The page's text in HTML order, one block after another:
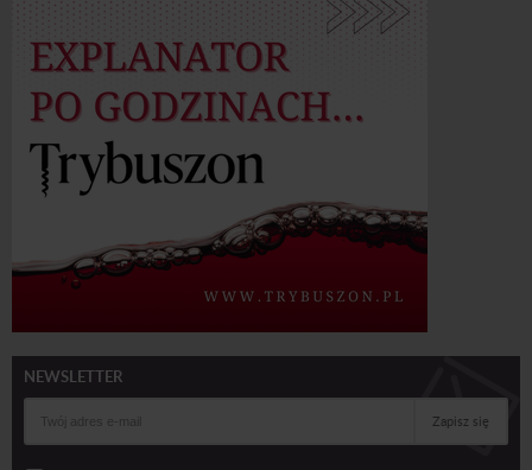
NEWSLETTER
Zapisz się